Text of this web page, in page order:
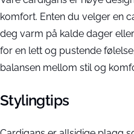
komfort. Enten du velger en
deg varm på kalde dager
for en lett og pustende
balansen mellom stil og
Stylingtips